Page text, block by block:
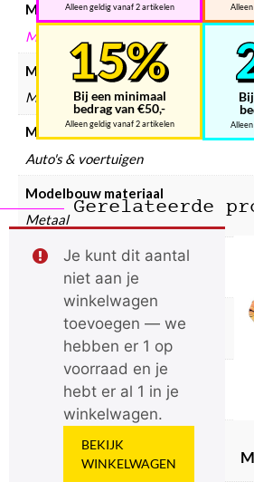
Merken
METAL EARTH
Modelbouw merken
Metal Earth
Modelbouw collectie
Auto's & voertuigen
Modelbouw materiaal
Metaal
Modelbouw doelgroep
Volwassenen
Modelbouw incl. lijm
Modelbouw incl. verf
Modelbouw lijm gebruiken
Alleen geldig vanaf 2 artikelen
Bij een minimaal
bedrag van €50,-
Alleen geldig vanaf 2 artikelen
Gerelateerde
Je kunt dit aantal
niet aan je
winkelwagen
toevoegen — we
hebben er 1 op
voorraad en je
hebt er al 1 in je
winkelwagen.
BEKIJK
WINKELWAGEN